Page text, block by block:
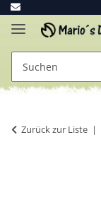
Zurück zur Liste